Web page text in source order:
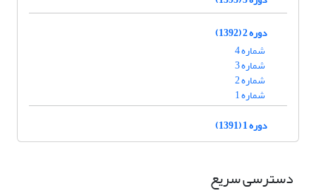
دوره 2 (1392)
شماره 4
شماره 3
شماره 2
شماره 1
دوره 1 (1391)
دسترسی سریع